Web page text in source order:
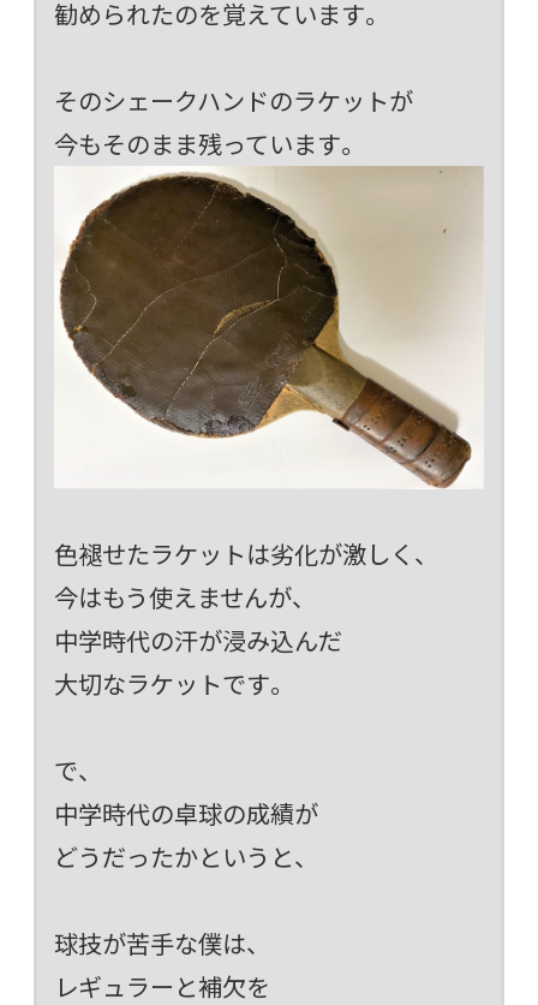
勧められたのを覚えています。
そのシェークハンドのラケットが
今もそのまま残っています。
色褪せたラケットは劣化が激しく、
今はもう使えませんが、
中学時代の汗が浸み込んだ
大切なラケットです。
で、
中学時代の卓球の成績が
どうだったかというと、
球技が苦手な僕は、
レギュラーと補欠を